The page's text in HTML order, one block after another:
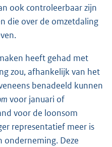
ook controleerbaar zijn
die over de omzetdaling
heeft gehad met
zou, afhankelijk van het
benadeeld kunnen
voor januari of
voor de loonsom
representatief meer is
onderneming. Deze